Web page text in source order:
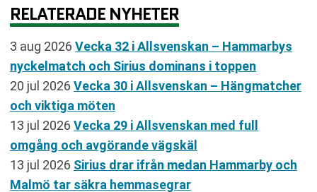
RELATERADE NYHETER
3 aug 2026 Vecka 32 i Allsvenskan – Hammarbys
nyckelmatch och Sirius dominans i toppen
20 jul 2026 Vecka 30 i Allsvenskan – Hängmatcher
och viktiga möten
13 jul 2026 Vecka 29 i Allsvenskan med full
omgång och avgörande vägskäl
13 jul 2026 Sirius drar ifrån medan Hammarby och
Malmö tar säkra hemmasegrar